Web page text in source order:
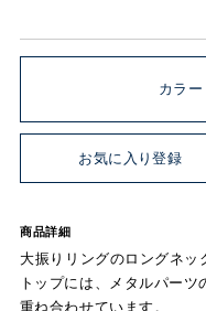
カラ
お気に入り登録
商品詳細
大振りリングのロングネッ
トップには、メタルパー
重ね合わせています。